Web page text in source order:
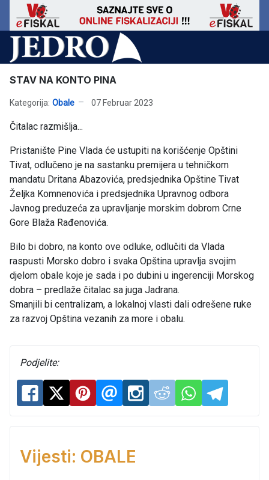
STAV NA KONTO PINA
Kategorija: Obale 07 Februar 2023
Čitalac razmišlja...
Pristanište Pine Vlada će ustupiti na korišćenje Opštini
Tivat, odlučeno je na sastanku premijera u tehničkom
mandatu Dritana Abazovića, predsjednika Opštine Tivat
Željka Komnenovića i predsjednika Upravnog odbora
Javnog preduzeća za upravljanje morskim dobrom Crne
Gore Blaža Rađenovića.
Bilo bi dobro, na konto ove odluke, odlučiti da Vlada
raspusti Morsko dobro i svaka Opština upravlja svojim
djelom obale koje je sada i po dubini u ingerenciji Morskog
dobra – predlaže čitalac sa juga Jadrana.
Smanjili bi centralizam, a lokalnoj vlasti dali odrešene ruke
za razvoj Opština vezanih za more i obalu.
Podjelite:
Vijesti: OBALE